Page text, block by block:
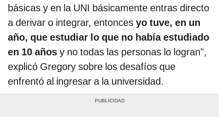
básicas y en la UNI básicamente entras directo
a derivar o integrar, entonces yo tuve, en un
año, que estudiar lo que no había estudiado
en 10 años y no todas las personas lo logran",
explicó Gregory sobre los desafíos que
enfrentó al ingresar a la universidad.